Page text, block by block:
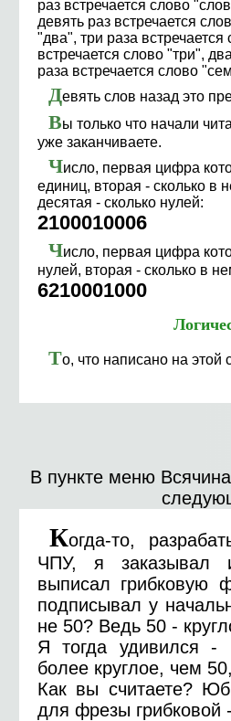
раз встречается слово
девять раз встречается
"два", три раза
встречается слово "три",
раза встречается слово
Девять слов назад это
Вы только что начали
уже заканчиваете.
Число, первая цифра
единиц, вторая - сколько в
десятая - сколько нулей:
2100010006
Число, первая цифра
нулей, вторая - сколько в
6210001000
То, что написано на этой
В пункте меню
Когда-то,
ЧПУ, я заказывал
выписал грибковую
подписывал у
не 50? Ведь 50 -
Я тогда удивился -
более круглое, чем
Как вы считаете?
для фрезы грибковой